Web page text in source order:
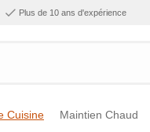
Plus de 10 ans d'expérience
Cuisine Maintien Chaud